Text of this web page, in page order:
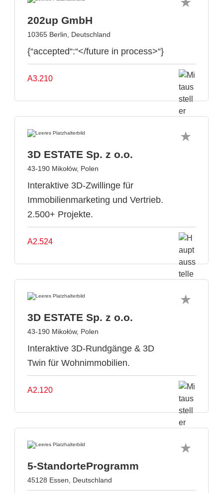
202up GmbH
10365 Berlin, Deutschland
{“accepted“:“</future in process>“}
A3.210
3D ESTATE Sp. z o.o.
43-190 Mikołów, Polen
Interaktive 3D-Zwillinge für
Immobilienmarketing und Vertrieb.
2.500+ Projekte.
A2.524
3D ESTATE Sp. z o.o.
43-190 Mikołów, Polen
Interaktive 3D-Rundgänge & 3D
Twin für Wohnimmobilien.
A2.120
5-StandorteProgramm
45128 Essen, Deutschland